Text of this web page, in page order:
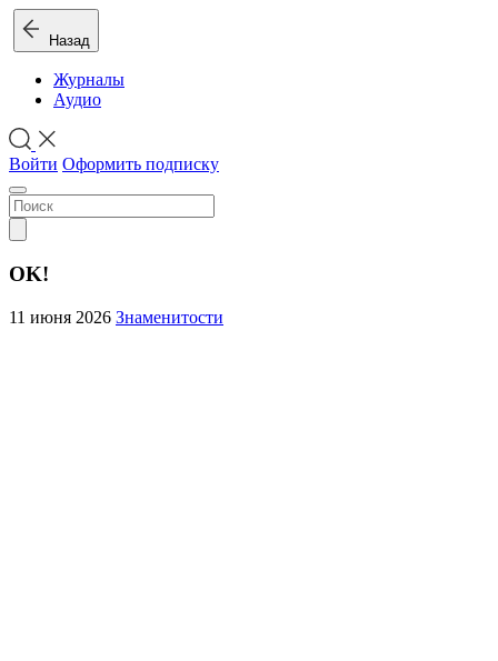
Назад
Журналы
Аудио
Войти Оформить подписку
OK!
11 июня 2026 Знаменитости